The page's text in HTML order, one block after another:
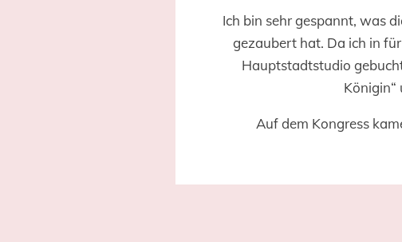
Ich bin sehr gespannt, was
gezaubert hat. Da ich in
Hauptstadtstudio
Königin“
Auf dem Kongress